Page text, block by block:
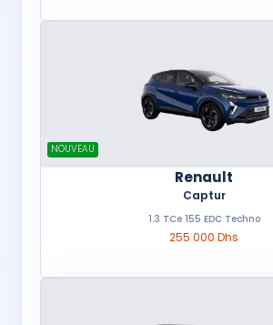
NOUVEAU
Renault
Captur
1.3 TCe 155 EDC Techno
255 000 Dhs